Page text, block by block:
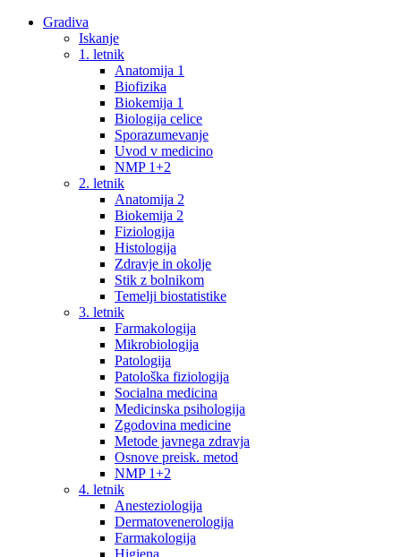
Gradiva
Iskanje
1. letnik
Anatomija 1
Biofizika
Biokemija 1
Biologija celice
Sporazumevanje
Uvod v medicino
NMP 1+2
2. letnik
Anatomija 2
Biokemija 2
Fiziologija
Histologija
Zdravje in okolje
Stik z bolnikom
Temelji biostatistike
3. letnik
Farmakologija
Mikrobiologija
Patologija
Patološka fiziologija
Socialna medicina
Medicinska psihologija
Zgodovina medicine
Metode javnega zdravja
Osnove preisk. metod
NMP 1+2
4. letnik
Anesteziologija
Dermatovenerologija
Farmakologija
Higiena